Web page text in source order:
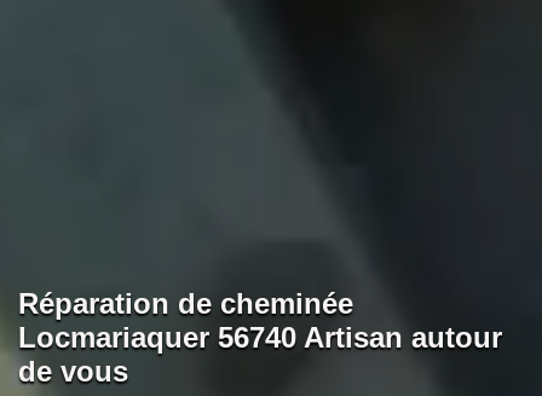
Réparation de cheminée
Locmariaquer 56740 Artisan autour
de vous